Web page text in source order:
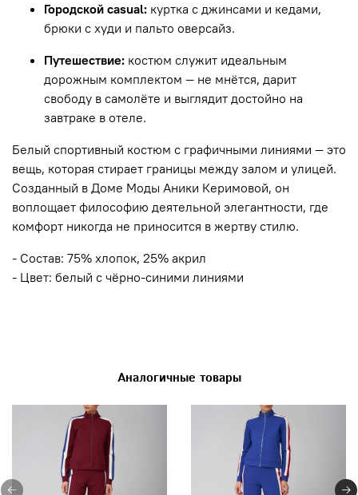
Городской casual: куртка с джинсами и кедами,
брюки с худи и пальто оверсайз.
Путешествие: костюм служит идеальным
дорожным комплектом — не мнётся, дарит
свободу в самолёте и выглядит достойно на
завтраке в отеле.
Белый спортивный костюм с графичными линиями — это
вещь, которая стирает границы между залом и улицей.
Созданный в Доме Моды Аники Керимовой, он
воплощает философию деятельной элегантности, где
комфорт никогда не приносится в жертву стилю.
- Состав: 75% хлопок, 25% акрил
- Цвет: белый с чёрно-синими линиями
Аналогичные товары